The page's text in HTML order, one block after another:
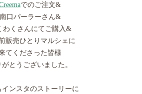
でのご注文&
南口パーラーさん&
わくさんにてご購入&
販売ひとりマルシェに
てくださった皆様
がとうございました。
インスタのストーリーに